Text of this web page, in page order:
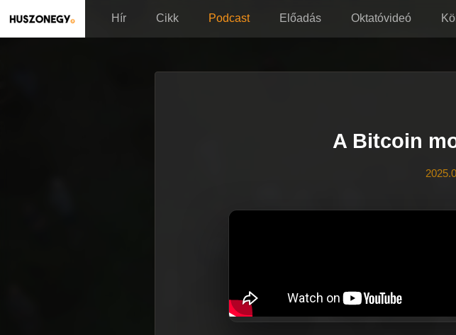
Hír Cikk Podcast Előadás Oktatóvideó
A Bitcoin